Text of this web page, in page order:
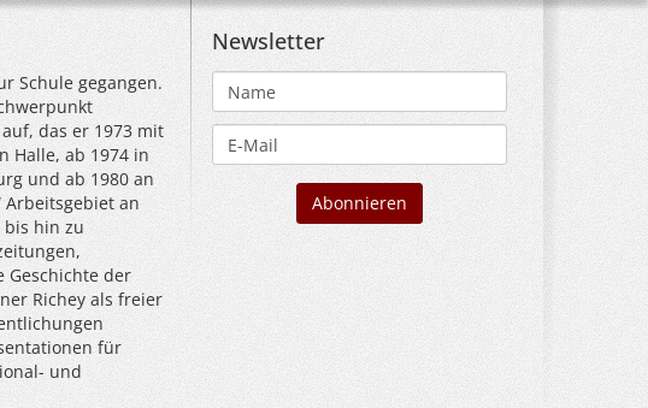
Schule gegangen.
das er 1973 mit
Halle, ab 1974 in
und ab 1980 an
Arbeitsgebiet an
hin zu
Geschichte der
Richey als freier
für
und
Newsletter